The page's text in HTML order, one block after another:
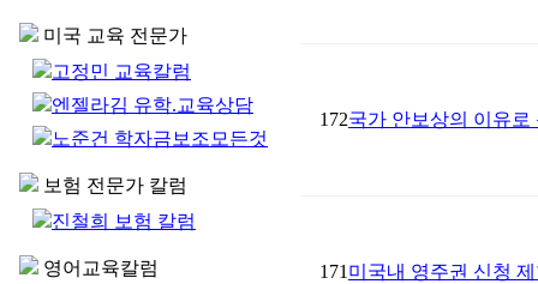
미국 교육 전문가
고정민 교육칼럼
엔젤라김 유학.교육상담
노준건 학자금보조모든것
보험 전문가 칼럼
진철희 보험 칼럼
영어교육칼럼
172국가 안보상의 이유
171 미국내 영주권 신청